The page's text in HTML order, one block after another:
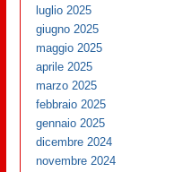
luglio 2025
giugno 2025
maggio 2025
aprile 2025
marzo 2025
febbraio 2025
gennaio 2025
dicembre 2024
novembre 2024